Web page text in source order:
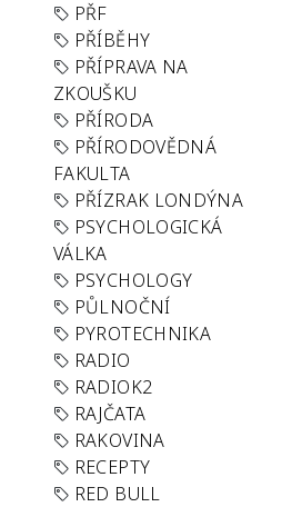
PŘF
PŘÍBĚHY
PŘÍPRAVA NA
ZKOUŠKU
PŘÍRODA
PŘÍRODOVĚDNÁ
FAKULTA
PŘÍZRAK LONDÝNA
PSYCHOLOGICKÁ
VÁLKA
PSYCHOLOGY
PŮLNOČNÍ
PYROTECHNIKA
RADIO
RADIOK2
RAJČATA
RAKOVINA
RECEPTY
RED BULL